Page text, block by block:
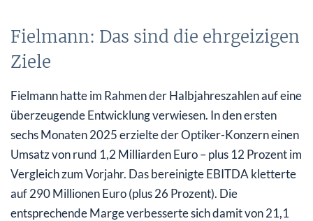
Fielmann: Das sind die ehrgeizigen
Ziele
Fielmann hatte im Rahmen der Halbjahreszahlen auf eine
überzeugende Entwicklung verwiesen. In den ersten
sechs Monaten 2025 erzielte der Optiker-Konzern einen
Umsatz von rund 1,2 Milliarden Euro – plus 12 Prozent im
Vergleich zum Vorjahr. Das bereinigte EBITDA kletterte
auf 290 Millionen Euro (plus 26 Prozent). Die
entsprechende Marge verbesserte sich damit von 21,1